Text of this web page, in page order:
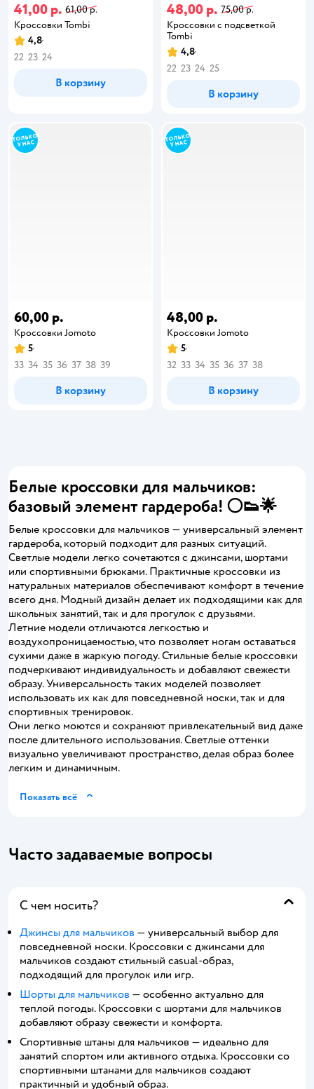
41,00 р. 61,00 р.
Кроссовки Tombi
4,8
22 23 24
В корзину
48,00 р. 75,00 р.
Кроссовки с подсветкой
Tombi
4,8
22 23 24 25
В корзину
60,00 р.
Кроссовки Jomoto
5
33 34 35 36 37 38 39
В корзину
48,00 р.
Кроссовки Jomoto
5
32 33 34 35 36 37 38
В корзину
Белые кроссовки для мальчиков:
базовый элемент гардероба! ⚪👟🌟
Белые кроссовки для мальчиков — универсальный элемент
гардероба, который подходит для разных ситуаций.
Светлые модели легко сочетаются с джинсами, шортами
или спортивными брюками. Практичные кроссовки из
натуральных материалов обеспечивают комфорт в течение
всего дня. Модный дизайн делает их подходящими как для
школьных занятий, так и для прогулок с друзьями.
Летние модели отличаются легкостью и
воздухопроницаемостью, что позволяет ногам оставаться
сухими даже в жаркую погоду. Стильные белые кроссовки
подчеркивают индивидуальность и добавляют свежести
образу. Универсальность таких моделей позволяет
использовать их как для повседневной носки, так и для
спортивных тренировок.
Они легко моются и сохраняют привлекательный вид даже
после длительного использования. Светлые оттенки
визуально увеличивают пространство, делая образ более
легким и динамичным.
Показать всё
Часто задаваемые вопросы
С чем носить?
Джинсы для мальчиков — универсальный выбор для
повседневной носки. Кроссовки с джинсами для
мальчиков создают стильный casual-образ,
подходящий для прогулок или игр.
Шорты для мальчиков — особенно актуально для
теплой погоды. Кроссовки с шортами для мальчиков
добавляют образу свежести и комфорта.
Спортивные штаны для мальчиков — идеально для
занятий спортом или активного отдыха. Кроссовки со
спортивными штанами для мальчиков создают
практичный и удобный образ.